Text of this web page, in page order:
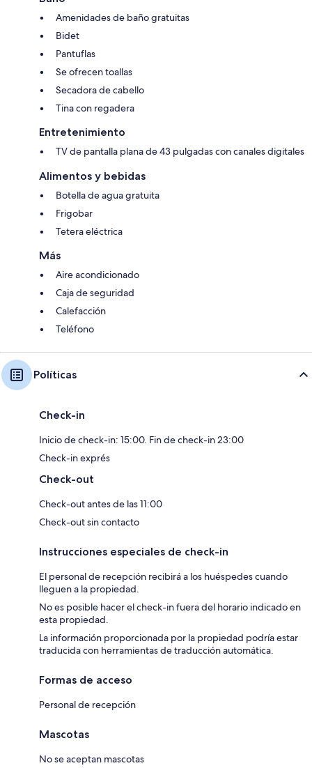
Amenidades de baño gratuitas
Bidet
Pantuflas
Se ofrecen toallas
Secadora de cabello
Tina con regadera
Entretenimiento
TV de pantalla plana de 43 pulgadas con canales digitales
Alimentos y bebidas
Botella de agua gratuita
Frigobar
Tetera eléctrica
Más
Aire acondicionado
Caja de seguridad
Calefacción
Teléfono
Políticas
Check-in
Inicio de check-in: 15:00. Fin de check-in 23:00
Check-in exprés
Check-out
Check-out antes de las 11:00
Check-out sin contacto
Instrucciones especiales de check-in
El personal de recepción recibirá a los huéspedes cuando
lleguen a la propiedad.
No es posible hacer el check-in fuera del horario indicado en
esta propiedad.
La información proporcionada por la propiedad podría estar
traducida con herramientas de traducción automática.
Formas de acceso
Personal de recepción
Mascotas
No se aceptan mascotas